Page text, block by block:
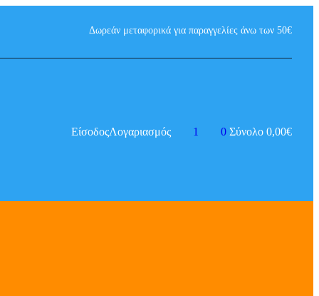
Δωρεάν μεταφορικά για παραγγελίες άνω των 50€
ΕίσοδοςΛογαριασμός 1 0 Σύνολο 0,00€